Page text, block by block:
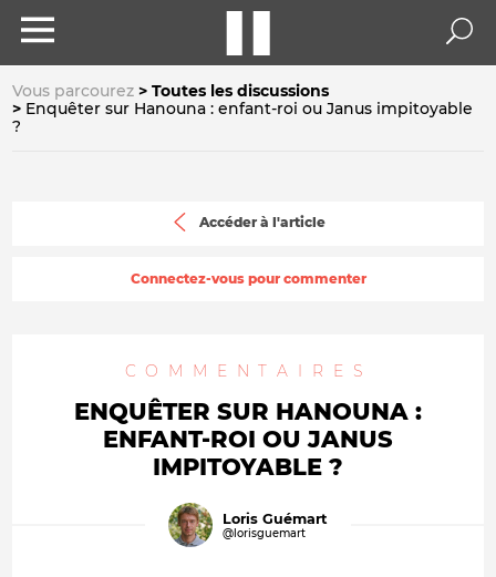
Vous parcourez
Toutes les discussions
Enquêter sur Hanouna : enfant-roi ou Janus impitoyable
?
Accéder à l'article
Connectez-vous pour commenter
COMMENTAIRES
ENQUÊTER SUR HANOUNA :
ENFANT-ROI OU JANUS
IMPITOYABLE ?
Loris Guémart
@lorisguemart